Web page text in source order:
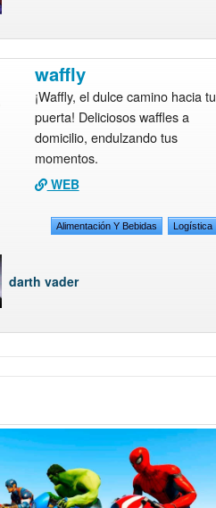
waffly
¡Waffly, el dulce camino hacia tu
puerta! Deliciosos waffles a
domicilio, endulzando tus
momentos.
WEB
Alimentación Y Bebidas Logística
darth vader